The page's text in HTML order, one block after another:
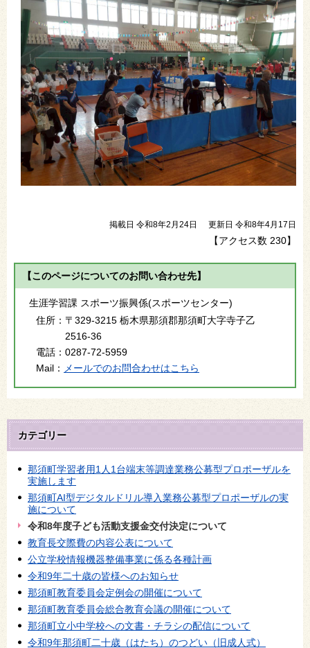
掲載日 令和8年2月24日 更新日 令和8年4月17日
【アクセス数 230】
【このページについてのお問い合わせ先】
生涯学習課 スポーツ振興係(スポーツセンター)
住所： 〒329-3215 栃木県那須郡那須町大字寺子乙
2516-36
電話： 0287-72-5959
Mail：
メールでのお問合わせはこちら
カテゴリー
那須町学習者用1人1台端末等調達業務公募型プロポーザルを
実施します
那須町AI型デジタルドリル導入業務公募型プロポーザルの実
施について
令和8年度子ども活動支援金交付決定について
教育長交際費の内容公表について
公立学校情報機器整備事業に係る各種計画
令和9年二十歳の皆様へのお知らせ
那須町教育委員会定例会の開催について
那須町教育委員会総合教育会議の開催について
那須町立小中学校への文書・チラシの配信について
令和9年那須町二十歳（はたち）のつどい（旧成人式）